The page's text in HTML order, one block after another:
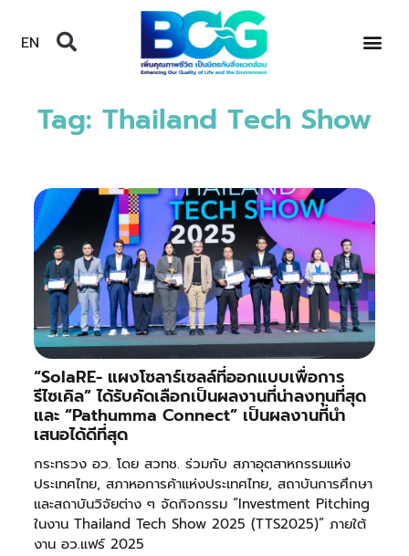
EN
Tag: Thailand Tech Show
“SolaRE- แผงโซลาร์เซลล์ที่ออกแบบเพื่อการ
รีไซเคิล” ได้รับคัดเลือกเป็นผลงานที่น่าลงทุนที่สุด
และ “Pathumma Connect” เป็นผลงานที่นำ
เสนอได้ดีที่สุด
กระทรวง อว. โดย สวทช. ร่วมกับ สภาอุตสาหกรรมแห่ง
ประเทศไทย, สภาหอการค้าแห่งประเทศไทย, สถาบันการศึกษา
และสถาบันวิจัยต่าง ๆ จัดกิจกรรม “Investment Pitching
ในงาน Thailand Tech Show 2025 (TTS2025)” ภายใต้
งาน อว.แฟร์ 2025